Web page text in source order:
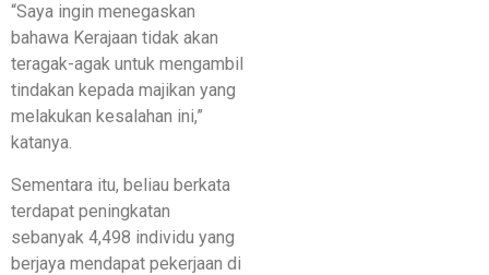
“Saya ingin menegaskan
bahawa Kerajaan tidak akan
teragak-agak untuk mengambil
tindakan kepada majikan yang
melakukan kesalahan ini,”
katanya.
Sementara itu, beliau berkata
terdapat peningkatan
sebanyak 4,498 individu yang
berjaya mendapat pekerjaan di